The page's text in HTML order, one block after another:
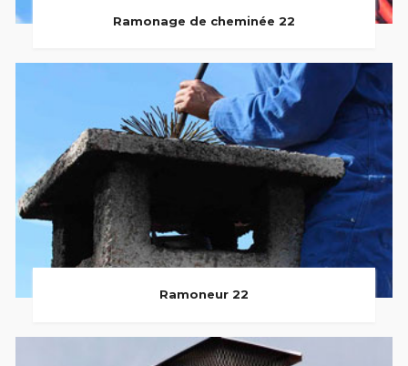
Ramonage de cheminée 22
Ramoneur 22